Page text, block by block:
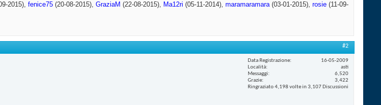
2015), fenice75 (20-08-2015), GraziaM (22-08-2015), Ma12ri (05-11-2014), maramaramara(03-01-2015), rosie (11-09-
#2
Data Registrazione
16-05-2009
Località
asti
Messaggi
6,520
Grazie
3,422
Ringraziato 4,198 volte in 3,107 Discussioni